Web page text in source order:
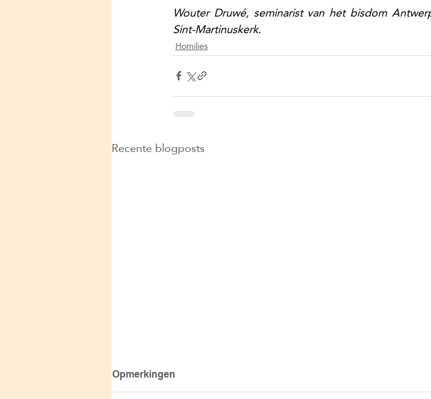
Wouter Druwé, seminarist van het bisdom
Sint-Martinuskerk.
Homilies
Recente blogposts
Opmerkingen